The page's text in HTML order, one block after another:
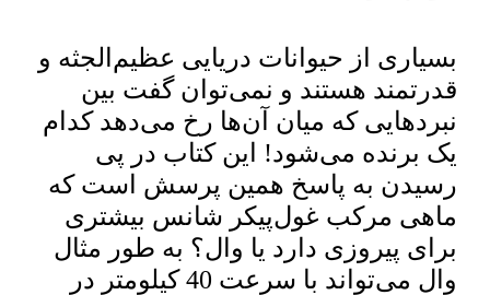
بسیاری از حیوانات دریایی عظیم‌الجثه و
قدرتمند هستند و نمی‌توان گفت بین
نبردهایی که میان آن‌ها رخ می‌دهد کدام
یک برنده می‌شود! این کتاب در پی
رسیدن به پاسخ همین پرسش است که
ماهی مرکب غول‌پیکر شانس بیشتری
برای پیروزی دارد یا وال؟ به طور مثال
وال می‌تواند با سرعت 40 کیلومتر در